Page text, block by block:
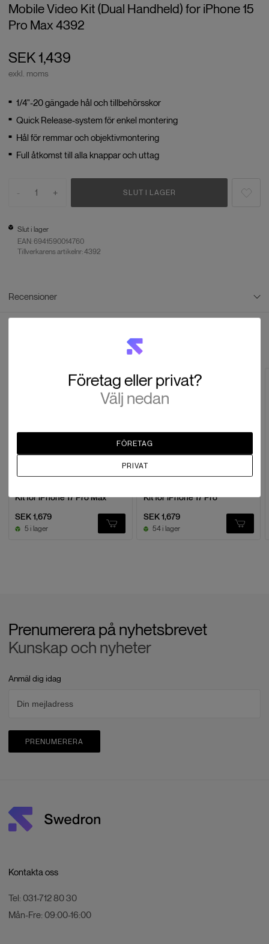
Mobile Video Kit (Dual Handheld) for iPhone 15
Pro Max 4392
SEK 1,439
exkl. moms
1/4"-20 gängade hål och tillbehörsskor
Quick Release-system för enkel montering
Hål för remmar och objektivmontering
Full åtkomst till alla knappar och uttag
- 1 + SLUT I LAGER
Slut i lager
EAN:6941590014760
Tillverkarens artikelnr: 4392
Recensioner
LÄMNA EN RECENSION
Smallrig
Kit for iPhone 17 Pro Max
SEK 1,679
5 i lager
Smallrig
Kit for iPhone 17 Pro
SEK 1,679
54 i lager
Företag eller privat?
Välj nedan
FÖRETAG
PRIVAT
Prenumerera på nyhetsbrevet
Kunskap och nyheter
Anmäl dig idag
PRENUMERERA
Kontakta oss
Tel: 031-712 80 30
Mån-Fre: 09:00-16:00